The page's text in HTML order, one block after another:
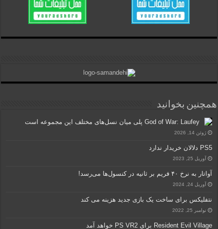
همچنین بخوانید
God of War: Laufey پلی میان نسل‌های مختلف این مجموعه است
ژوئن 14, 2026
PS5 دلالان خریدار ندارد
آوریل 25, 2023
آواتار به نرخ ۴۰ فریم بر ثانیه در کنسول‌ها می‌رسد!
آوریل 24, 2024
نتفلیکس برای ساخت یک بازی جدید هزینه می کند
نوامبر 25, 2022
Resident Evil Village برای PS VR2 خواهد آمد